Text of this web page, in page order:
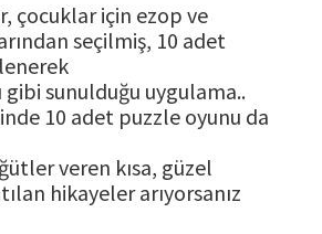
çocuklar için ezop ve
seçilmiş, 10 adet
gibi sunulduğu uygulama..
10 adet puzzle oyunu da
veren kısa, güzel
hikayeler arıyorsanız